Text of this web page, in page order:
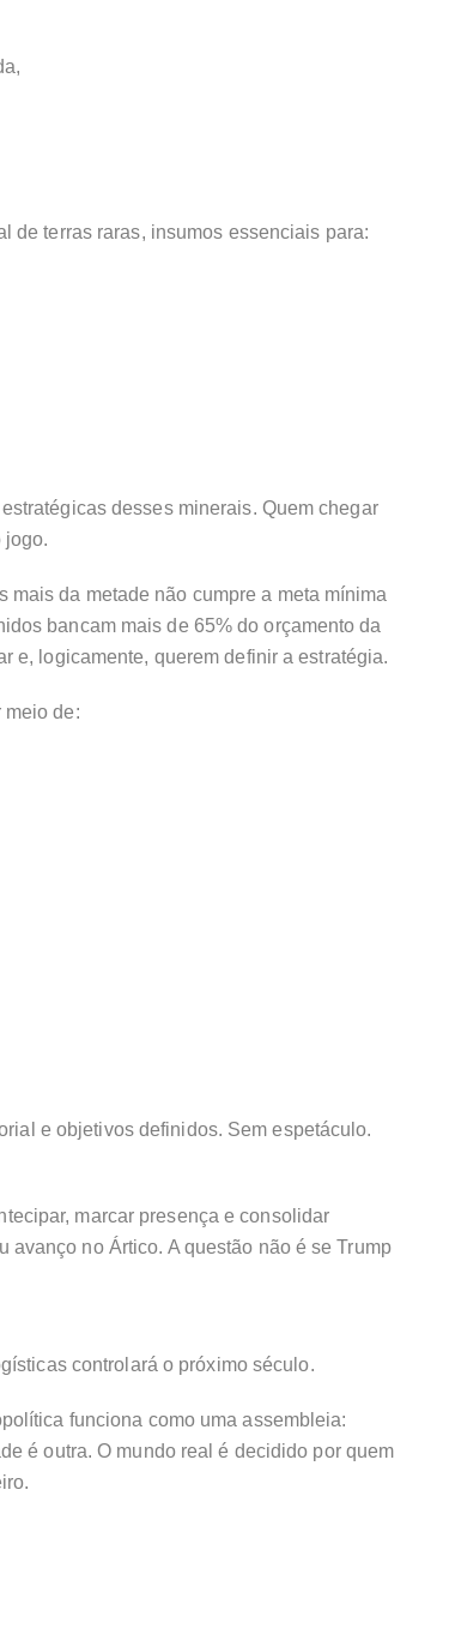
de terras raras, insumos essenciais para:
desses minerais. Quem chegar
jogo.
mais da metade não cumpre a meta mínima
bancam mais de 65% do orçamento da
e, logicamente, querem definir a estratégia.
meio de:
e objetivos definidos. Sem espetáculo.
marcar presença e consolidar
no Ártico. A questão não é se Trump
controlará o próximo século.
funciona como uma assembleia:
é outra. O mundo real é decidido por quem